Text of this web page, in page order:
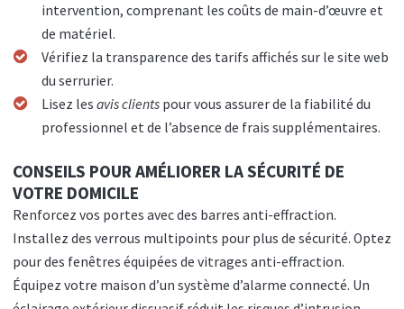
intervention, comprenant les coûts de main-d’œuvre et
de matériel.
Vérifiez la transparence des tarifs affichés sur le site web
du serrurier.
Lisez les avis clientspour vous assurer de la fiabilité du
professionnel et de l’absence de frais supplémentaires.
CONSEILS POUR AMÉLIORER LA SÉCURITÉ DE
VOTRE DOMICILE
Renforcez vos portes avec des barres anti-effraction.
Installez des verrous multipoints pour plus de sécurité. Optez
pour des fenêtres équipées de vitrages anti-effraction.
Équipez votre maison d’un système d’alarme connecté. Un